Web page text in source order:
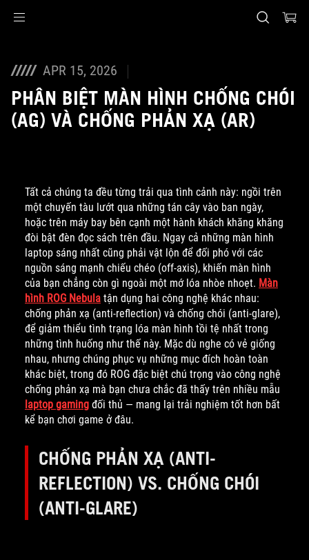
APR 15, 2026
PHÂN BIỆT MÀN HÌNH CHỐNG CHÓI
(AG) VÀ CHỐNG PHẢN XẠ (AR)
Tất cả chúng ta đều từng trải qua tình cảnh này: ngồi trên
một chuyến tàu lướt qua những tán cây vào ban ngày,
hoặc trên máy bay bên cạnh một hành khách khăng khăng
đòi bật đèn đọc sách trên đầu. Ngay cả những màn hình
laptop sáng nhất cũng phải vật lộn để đối phó với các
nguồn sáng mạnh chiếu chéo (off-axis), khiến màn hình
của bạn chẳng còn gì ngoài một mớ lóa nhòe nhoẹt. Màn
hình ROG Nebula tận dụng hai công nghệ khác nhau:
chống phản xạ (anti-reflection) và chống chói (anti-glare),
để giảm thiểu tình trạng lóa màn hình tồi tệ nhất trong
những tình huống như thế này. Mặc dù nghe có vẻ giống
nhau, nhưng chúng phục vụ những mục đích hoàn toàn
khác biệt, trong đó ROG đặc biệt chú trọng vào công nghệ
chống phản xạ mà bạn chưa chắc đã thấy trên nhiều mẫu
laptop gaming đối thủ — mang lại trải nghiệm tốt hơn bất
kể bạn chơi game ở đâu.
CHỐNG PHẢN XẠ (ANTI-
REFLECTION) VS. CHỐNG CHÓI
(ANTI-GLARE)